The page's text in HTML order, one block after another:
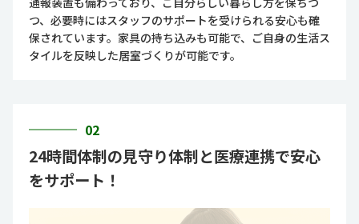
つ、必要時にはスタッフのサポートを受けられる安心も確
保されています。家具の持ち込みも可能で、ご自身の生活ス
タイルを反映した居室づくりが可能です。
02
24時間体制の見守り体制と医療連携で安心
をサポート！